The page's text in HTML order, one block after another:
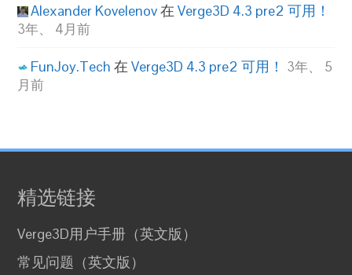
Alexander Kovelenov在Verge3D 4.3 pre2 可用！
3年、 4月前
FunJoy.Tech 在Verge3D 4.3 pre2 可用！ 3年、 5
月前
精选链接
Verge3D用户手册（英文版）
常见问题（英文版）